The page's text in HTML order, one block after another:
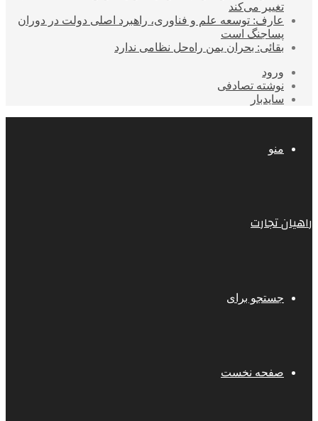
تغییر می‌کند
عارف: توسعه علم و فناوری، راهبرد اصلی دولت در دوران
پساجنگ است
بقائی: بحران یمن راه‌حل نظامی ندارد
ورود
نوشته تصادفی
سایدبار
منو
راهیان تجارت
جستجو برای
صفحه نخست